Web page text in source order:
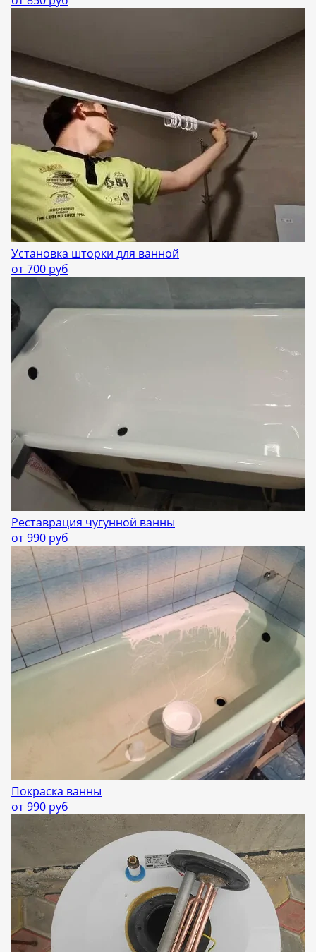
Установка шторки для ванной
от 700 руб
Реставрация чугунной ванны
от 990 руб
Покраска ванны
от 990 руб